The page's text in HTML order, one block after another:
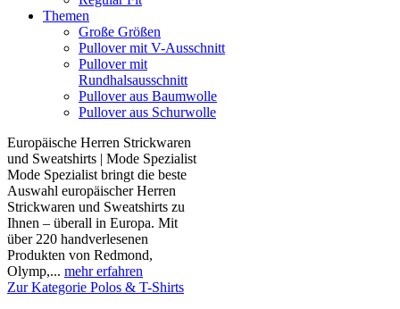
Themen
Große Größen
Pullover mit V-Ausschnitt
Pullover mit
Rundhalsausschnitt
Pullover aus Baumwolle
Pullover aus Schurwolle
Europäische Herren Strickwaren
und Sweatshirts | Mode Spezialist
Mode Spezialist bringt die beste
Auswahl europäischer Herren
Strickwaren und Sweatshirts zu
Ihnen – überall in Europa. Mit
über 220 handverlesenen
Produkten von Redmond,
Olymp,... mehr erfahren
Zur Kategorie Polos & T-Shirts